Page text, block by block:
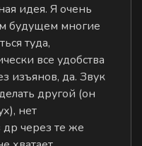
идея. Я очень
будущем многие
туда,
все удобства
изъянов, да. Звук
другой (он
нет
др через те же